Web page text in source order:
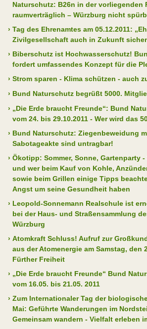
Naturschutz: B26n in der vorliegenden
raumverträglich – Würzburg nicht
› Tag des Ehrenamtes am 05.12.2011:
Zivilgesellschaft auch in Zukunft
› Biberschutz ist Hochwasserschutz!
fordert umfassendes Konzept für die
› Strom sparen - Klima schützen - auch
› Bund Naturschutz begrüßt 5000.
› „Die Erde braucht Freunde“: Bund
vom 24. bis 29.10.2011 - Wer wird das
› Bund Naturschutz: Ziegenbeweidung
Sabotageakte sind untragbar!
› Ökotipp: Sommer, Sonne, Gartenparty
und wer beim Kauf von Kohle,
sowie beim Grillen einige Tipps
Angst um seine Gesundheit haben
› Leopold-Sonnemann Realschule ist
bei der Haus- und Straßensammlung
Würzburg
› Atomkraft Schluss! Aufruf zur
aus der Atomenergie am Samstag, den
Fürther Freiheit
› „Die Erde braucht Freunde“ Bund
vom 16.05. bis 21.05. 2011
› Zum Internationaler Tag der
Mai: Geführte Wanderungen im
Gemeinsam wandern - Vielfalt erleben